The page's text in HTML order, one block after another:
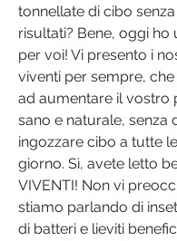
tonnellate di cibo
risultati? Bene, oggi ho
per voi! Vi presento i
viventi per sempre,
ad aumentare il vostro
sano e naturale, senza
ingozzare cibo a tutte
giorno. Sì, avete letto
VIVENTI! Non vi
stiamo parlando di
di batteri e lieviti